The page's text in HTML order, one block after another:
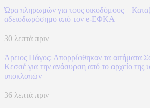
Ώρα πληρωμών για τους οικοδόμους –
αδειοδωρόσημο από τον e-ΕΦΚΑ
30 λεπτά πριν
Άρειος Πάγος: Απορρίφθηκαν τα αιτήματα
Κεσσέ για την ανάσυρση από το αρχείο της
υποκλοπών
36 λεπτά πριν